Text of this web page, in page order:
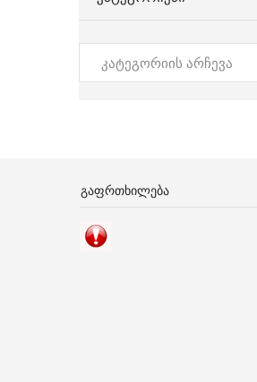
კატეგორიები
ᲒᲐᲤᲠᲗᲮᲘᲚᲔᲑᲐ